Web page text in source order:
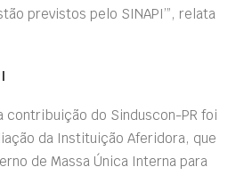
previstos pelo SINAPI’”, relata
contribuição do Sinduscon-PR foi
da Instituição Aferidora, que
de Massa Única Interna para